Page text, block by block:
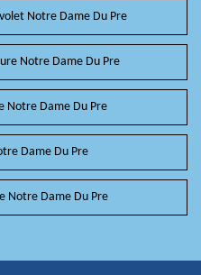
Notre Dame Du Pre
Notre Dame Du Pre
Notre Dame Du Pre
Dame Du Pre
Notre Dame Du Pre